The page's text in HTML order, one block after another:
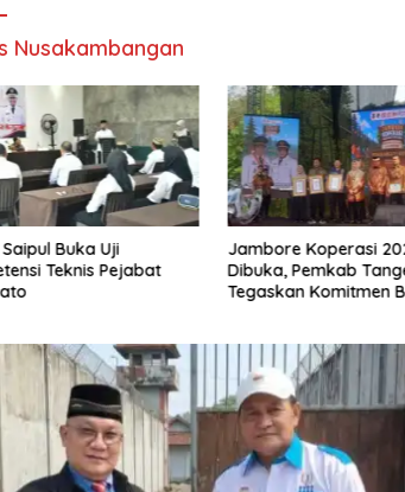
Nusakambangan
Buka Uji
Teknis Pejabat
Jambore Koperasi
Dibuka, Pemkab
Tegaskan Komitmen